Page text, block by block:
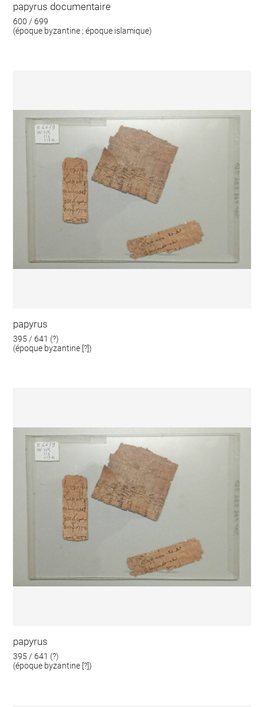
papyrus documentaire
600 / 699
(époque byzantine ; époque islamique)
papyrus
395 / 641 (?)
(époque byzantine [?])
papyrus
395 / 641 (?)
(époque byzantine [?])